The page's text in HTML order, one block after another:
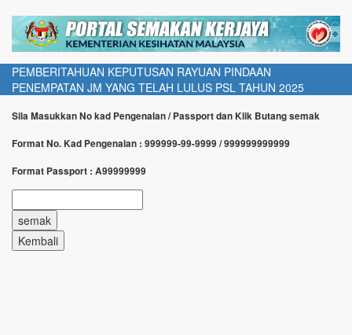
PEMBERITAHUAN KEPUTUSAN RAYUAN PINDAAN
PENEMPATAN JM YANG TELAH LULUS PSL TAHUN 2025
Sila Masukkan No kad Pengenalan / Passport dan Klik Butang semak
Format No. Kad Pengenalan : 999999-99-9999 / 999999999999
Format Passport : A99999999